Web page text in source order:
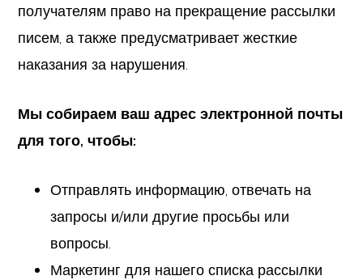
получателям право на прекращение рассылки
писем, а также предусматривает жесткие
наказания за нарушения.
Мы собираем ваш адрес электронной почты
для того, чтобы:
Отправлять информацию, отвечать на
запросы и/или другие просьбы или
вопросы.
Маркетинг для нашего списка рассылки